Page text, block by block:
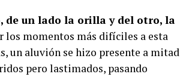
un lado la orilla y del otro, la
los momentos más difíciles a esta
un aluvión se hizo presente a mitad
pero lastimados, pasando